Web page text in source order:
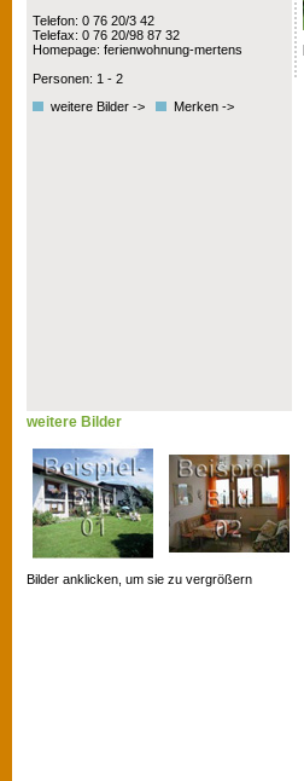
Telefon: 0 76 20/3 42
Telefax: 0 76 20/98 87 32
Homepage: ferienwohnung-mertens
Personen: 1 - 2
weitere Bilder ->
Merken ->
weitere Bilder
Bilder anklicken, um sie zu vergrößern